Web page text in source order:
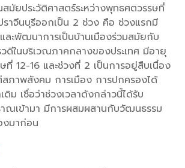
สมัยประวัติศาสตร์ระหว่างพุทธศตวรรษที่
าจีนบุรีออกเป็น 2 ช่วง คือ ช่วงแรกมี
ละพัฒนาการเป็นบ้านเมืองร่วมสมัยกับ
ดีในบริเวณภาคกลางของประเทศ มีอายุ
ที่ 12-16 และช่วงที่ 2 เป็นการอยู่สืบเนื่อง
ภาพสังคม การเมือง การปกครองได้
ดิม เชื่อว่าช่วงเวลาดังกล่าวนี้ได้รับ
าณเข้ามา มีการผสมผสานกับวัฒนธรรม
งมาก่อน